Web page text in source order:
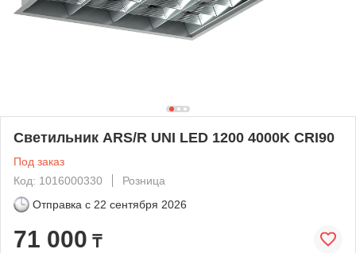
Светильник ARS/R UNI LED 1200 4000K CRI90
Под заказ
Код: 1016000330
Розница
Отправка с 22 сентября 2026
71 000 ₸